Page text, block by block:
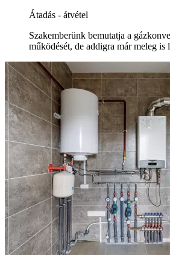
Átadás - átvétel
Szakemberünk bemutatja a
működését, de addigra már meleg is